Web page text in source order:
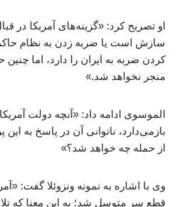
او تصریح کرد: «گزینه‌های آمریکا در
سازش است یا ضربه زدن به نظام حاکم.
کردن ضربه به ایران را دارد، اما
منجر نخواهد شد.»
الموسوی ادامه داد: «آنچه دولت آمریکا
بازمی‌دارد، ناتوانی آن در پاسخ
از حمله چه خواهد شد؟»
وی با اشاره به نمونه ونزوئلا گفت:
قطع سر متوسل شد؛ به این معنا که